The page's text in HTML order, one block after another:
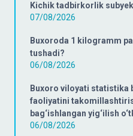
Kichik tadbirkorlik
07/08/2026
Buxoroda 1 kilogramm
tushadi?
06/08/2026
Buxoro viloyati statistika
faoliyatini
bag‘ishlangan yig‘ilish
06/08/2026